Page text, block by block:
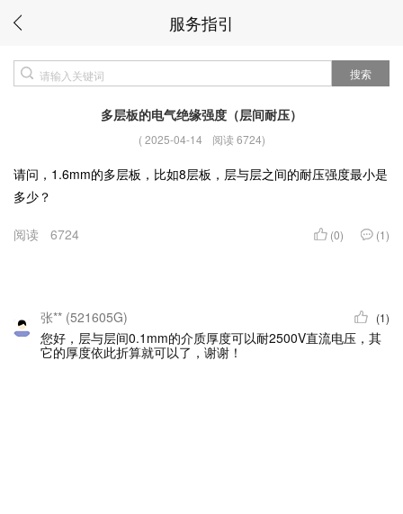
服务指引
搜索
多层板的电气绝缘强度（层间耐压）
(2025-04-14 阅读 6724)
请问，1.6mm的多层板，比如8层板，层与层之间的耐压强度最小是
多少？
阅读 6724 (0) (1)
张** (521605G) (1)
您好，层与层间0.1mm的介质厚度可以耐2500V直流电压，其
它的厚度依此折算就可以了，谢谢！